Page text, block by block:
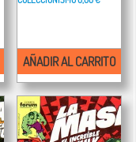
AÑADIR AL CARRITO